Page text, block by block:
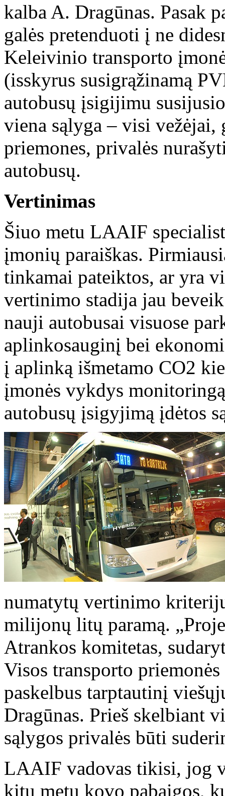
kalba A. Dragūnas. Pasak
galės pretenduoti į ne
Keleivinio transporto
(isskyrus susigrąžinamą
autobusų įsigijimu
viena sąlyga – visi vežėjai,
priemones, privalės
autobusų.
Vertinimas
Šiuo metu LAAIF
įmonių paraiškas.
tinkamai pateiktos, ar yra
vertinimo stadija jau
nauji autobusai visuose
aplinkosauginį bei
į aplinką išmetamo CO2
įmonės vykdys
autobusų įsigyjimą įdėtos
numatytų vertinimo
milijonų litų paramą.
Atrankos komitetas,
Visos transporto
paskelbus tarptautinį
Dragūnas. Prieš skelbiant
sąlygos privalės būti
LAAIF vadovas tikisi, jog
kitų metų kovo pabaigos,